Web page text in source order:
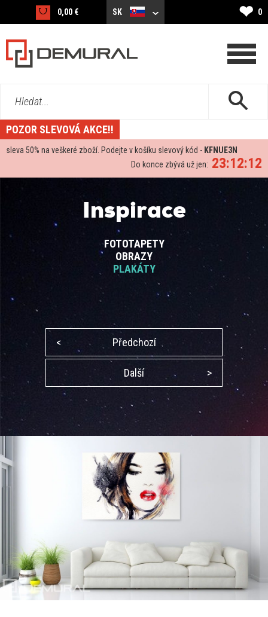
0,00 € SK ❤ 0
Hledat...
POZOR SLEVOVÁ AKCE!!
sleva 50% na veškeré zboží. Podejte v košíku slevový kód - KFNUE3N
23:12:11
Do konce zbývá už jen:
Inspirace
FOTOTAPETY
OBRAZY
PLAKÁTY
< Předchozí
Další >